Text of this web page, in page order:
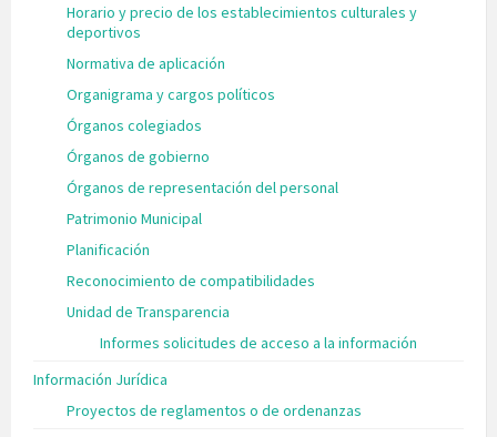
Horario y precio de los establecimientos culturales y
deportivos
Normativa de aplicación
Organigrama y cargos políticos
Órganos colegiados
Órganos de gobierno
Órganos de representación del personal
Patrimonio Municipal
Planificación
Reconocimiento de compatibilidades
Unidad de Transparencia
Informes solicitudes de acceso a la información
Información Jurídica
Proyectos de reglamentos o de ordenanzas